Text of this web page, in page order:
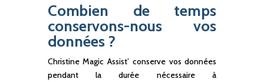
Combien de temps
conservons-nous vos
données ?
Christine Magic Assist’ conserve vos données
pendant la durée nécessaire à